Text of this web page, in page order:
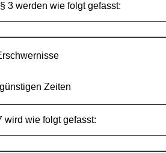
3 werden wie folgt gefasst:
Zeiten
wird wie folgt gefasst: